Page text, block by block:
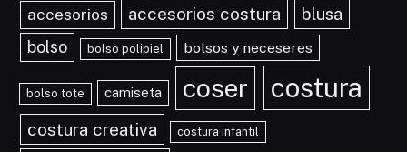
accesorios accesorios costura blusa
bolso bolso polipiel bolsos y neceseres
bolso tote camiseta coser costura
costura creativa costura infantil